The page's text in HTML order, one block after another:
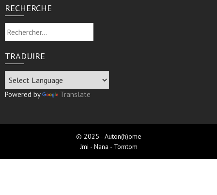
RECHERCHE
Rechercher :
TRADUIRE
Powered by Translate
© 2025 - Auton(h)ome
Jmi - Nana - Tomtom